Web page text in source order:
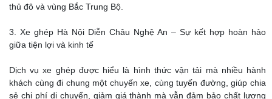
thủ đô và vùng Bắc Trung Bộ.
3. Xe ghép Hà Nội Diễn Châu Nghệ An – Sự kết hợp hoàn hảo
giữa tiện lợi và kinh tế
Dịch vụ xe ghép được hiểu là hình thức vận tải mà nhiều hành
khách cùng đi chung một chuyến xe, cùng tuyến đường, giúp chia
sẻ chi phí di chuyển, giảm giá thành mà vẫn đảm bảo chất lượng